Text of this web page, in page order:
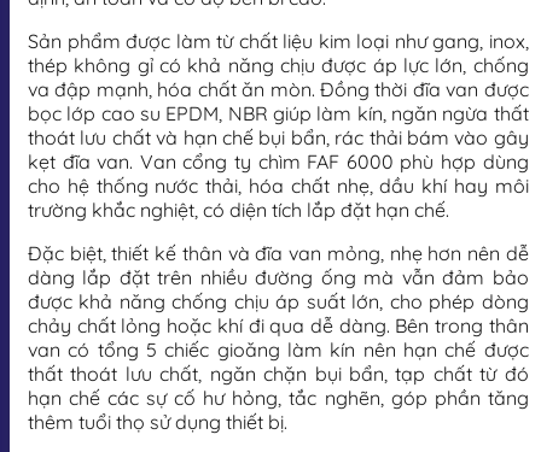
Sản phẩm được làm từ chất liệu kim loại như gang, inox,
thép không gỉ có khả năng chịu được áp lực lớn, chống
va đập mạnh, hóa chất ăn mòn. Đồng thời đĩa van được
bọc lớp cao su EPDM, NBR giúp làm kín, ngăn ngừa thất
thoát lưu chất và hạn chế bụi bẩn, rác thải bám vào gây
kẹt đĩa van. Van cổng ty chìm FAF 6000 phù hợp dùng
cho hệ thống nước thải, hóa chất nhẹ, dầu khí hay môi
trường khắc nghiệt, có diện tích lắp đặt hạn chế.
Đặc biệt, thiết kế thân và đĩa van mỏng, nhẹ hơn nên dễ
dàng lắp đặt trên nhiều đường ống mà vẫn đảm bảo
được khả năng chống chịu áp suất lớn, cho phép dòng
chảy chất lỏng hoặc khí đi qua dễ dàng. Bên trong thân
van có tổng 5 chiếc gioăng làm kín nên hạn chế được
thất thoát lưu chất, ngăn chặn bụi bẩn, tạp chất từ đó
hạn chế các sự cố hư hỏng, tắc nghẽn, góp phần tăng
thêm tuổi thọ sử dụng thiết bị.